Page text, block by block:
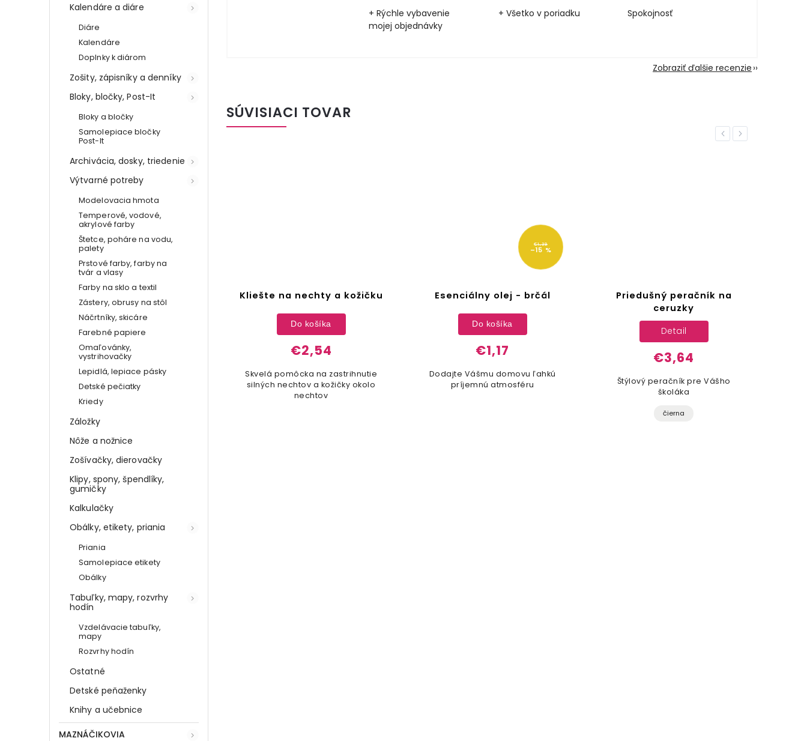
Kalendáre a diáre
Diáre
Kalendáre
Doplnky k diárom
Zošity, zápisníky a denníky
Bloky, bločky, Post-It
Bloky a bločky
Samolepiace bločky
Post-It
Archivácia, dosky, triedenie
Výtvarné potreby
Modelovacia hmota
Temperové, vodové,
akrylové farby
Štetce, poháre na vodu,
palety
Prstové farby, farby na
tvár a vlasy
Farby na sklo a textil
Zástery, obrusy na stôl
Náčrtníky, skicáre
Farebné papiere
Omaľovánky,
vystrihovačky
Lepidlá, lepiace pásky
Detské pečiatky
Kriedy
Záložky
Nôže a nožnice
Zošívačky, dierovačky
Klipy, spony, špendlíky,
gumičky
Kalkulačky
Obálky, etikety, priania
Priania
Samolepiace etikety
Obálky
Tabuľky, mapy, rozvrhy
hodín
Vzdelávacie tabuľky,
mapy
Rozvrhy hodín
Ostatné
Detské peňaženky
Knihy a učebnice
MAZNÁČIKOVIA
+ Rýchle vybavenie
mojej objednávky
+ Všetko v poriadku Spokojnosť
Zobraziť ďalšie recenzie
SÚVISIACI TOVAR
Previous
Cestovný organizér
€3,64
Detail
Dokonalý pomocník pre každú
ženu, ktorá potrebuje mať všetku
dokonale zorganizovanú
Kliešte na nechty a kožičku
€2,54
Do košíka
Skvelá pomôcka na zastrihnutie
silných nechtov a kožičky okolo
nechtov
€1,39
–15 %
Esenciálny olej - brčál
€1,17
Do košíka
Dodajte Vášmu domovu ľahkú
príjemnú atmosféru
Priedušný peračník na
ceruzky
€3,64
Detail
Štýlový peračník pre Vášho
školáka
čierna
Next